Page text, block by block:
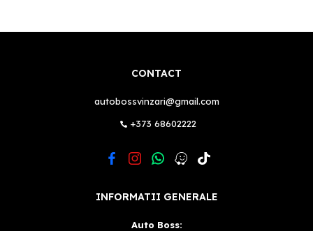
CONTACT
autobossvinzari@gmail.com
+373 68602222
INFORMATII GENERALE
Auto Boss: